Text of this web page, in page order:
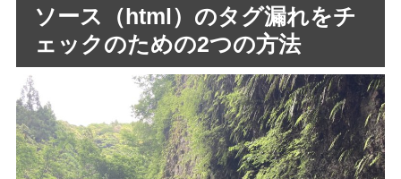
ソース（html）のタグ漏れをチ
ェックのための2つの方法